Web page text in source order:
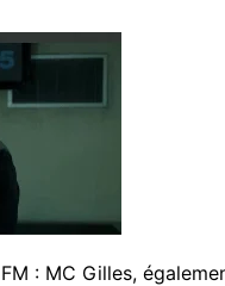
: MC Gilles,